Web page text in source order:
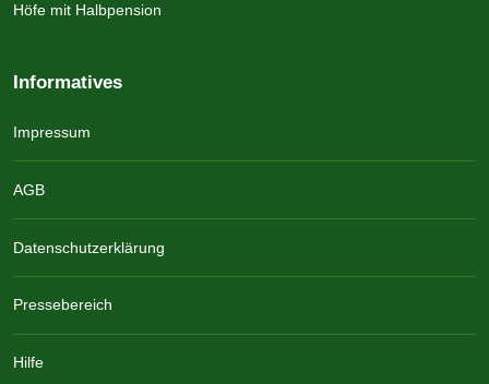
Höfe mit Halbpension
Informatives
Impressum
AGB
Datenschutzerklärung
Pressebereich
Hilfe